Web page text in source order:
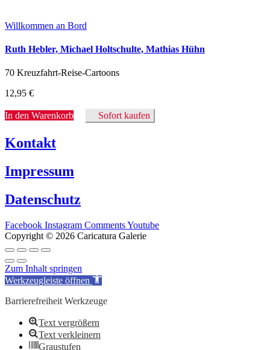
Willkommen an Bord
Ruth Hebler, Michael Holtschulte, Mathias Hühn
70 Kreuzfahrt-Reise-Cartoons
12,95 €
In den Warenkorb Sofort kaufen
Kontakt
Impressum
Datenschutz
Facebook Instagram CommentsYoutube
Copyright © 2026 Caricatura Galerie
Zum Inhalt springen
Werkzeugleiste öffnen
Barrierefreiheit Werkzeuge
Text vergrößern
Text verkleinern
Graustufen